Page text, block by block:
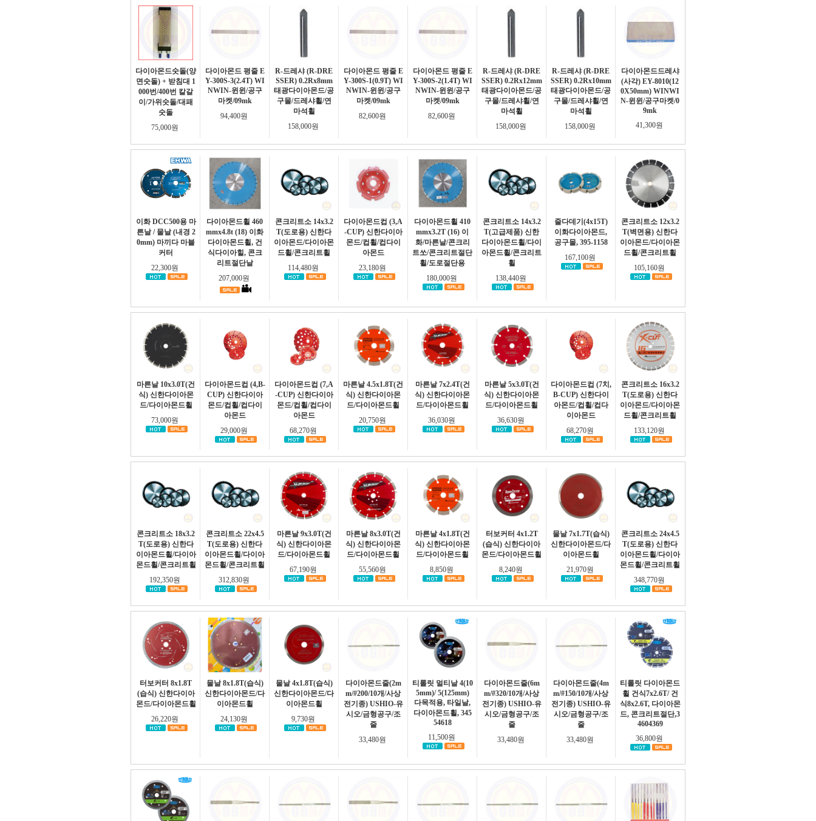
다이아몬드숫돌(양
면숫돌) + 받침대 1
000번/400번 칼갈
이/가위숫돌/대패
숫돌
75,000원
다이아몬드 평줄 E
Y-300S-3(2.4T) WI
NWIN-윈윈/공구
마켓/09mk
94,400원
R-드레샤 (R-DRE
SSER) 0.2Rx8mm
태광다이아몬드/공
구몰/드레샤휠/연
마석휠
158,000원
다이아몬드 평줄 E
Y-300S-1(0.9T) WI
NWIN-윈윈/공구
마켓/09mk
82,600원
다이아몬드 평줄 E
Y-300S-2(1.4T) WI
NWIN-윈윈/공구
마켓/09mk
82,600원
R-드레샤 (R-DRE
SSER) 0.2Rx12mm
태광다이아몬드/공
구몰/드레샤휠/연
마석휠
158,000원
R-드레샤 (R-DRE
SSER) 0.2Rx10mm
태광다이아몬드/공
구몰/드레샤휠/연
마석휠
158,000원
다이아몬드드레샤
(사각) EY-8010(12
0X50mm) WINWI
N-윈윈/공구마켓/0
9mk
41,300원
이화 DCC500용 마
른날 / 물날 (내경 2
0mm) 마끼다 마블
커터
22,300원
다이아몬드휠 460
mmx4.8t (18) 이화
다이아몬드휠, 건
식다이아힐, 콘크
리트절단날
207,000원
콘크리트소 14x3.2
T(도로용) 신한다
이아몬드/다이아몬
드휠/콘크리트휠
114,480원
다이아몬드컵 (3,A
-CUP) 신한다이아
몬드/컵휠/컵다이
아몬드
23,180원
다이아몬드휠 410
mmx3.2T (16) 이
화/마른날/콘크리
트쏘/콘크리트절단
휠/도로절단용
180,000원
콘크리트소 14x3.2
T(고급제품) 신한
다이아몬드휠/다이
아몬드휠/콘크리트
휠
138,440원
줄다데기(4x15T)
이화다이아몬드,
공구몰, 395-1158
167,100원
콘크리트소 12x3.2
T(벽면용) 신한다
이아몬드/다이아몬
드휠/콘크리트휠
105,160원
마른날 10x3.0T(건
식) 신한다이아몬
드/다이아몬드휠
73,000원
다이아몬드컵 (4,B-
CUP) 신한다이아
몬드/컵휠/컵다이
아몬드
29,000원
다이아몬드컵 (7,A
-CUP) 신한다이아
몬드/컵휠/컵다이
아몬드
68,270원
마른날 4.5x1.8T(건
식) 신한다이아몬
드/다이아몬드휠
20,750원
마른날 7x2.4T(건
식) 신한다이아몬
드/다이아몬드휠
36,030원
마른날 5x3.0T(건
식) 신한다이아몬
드/다이아몬드휠
36,630원
다이아몬드컵 (7치,
B-CUP) 신한다이
아몬드/컵휠/컵다
이아몬드
68,270원
콘크리트소 16x3.2
T(도로용) 신한다
이아몬드/다이아몬
드휠/콘크리트휠
133,120원
콘크리트소 18x3.2
T(도로용) 신한다
이아몬드휠/다이아
몬드휠/콘크리트휠
192,350원
콘크리트소 22x4.5
T(도로용) 신한다
이아몬드휠/다이아
몬드휠/콘크리트휠
312,830원
마른날 9x3.0T(건
식) 신한다이아몬
드/다이아몬드휠
67,190원
마른날 8x3.0T(건
식) 신한다이아몬
드/다이아몬드휠
55,560원
마른날 4x1.8T(건
식) 신한다이아몬
드/다이아몬드휠
8,850원
터보커터 4x1.2T
(습식) 신한다이아
몬드/다이아몬드휠
8,240원
물날 7x1.7T(습식)
신한다이아몬드/다
이아몬드휠
21,970원
콘크리트소 24x4.5
T(도로용) 신한다
이아몬드휠/다이아
몬드휠/콘크리트휠
348,770원
터보커터 8x1.8T
(습식) 신한다이아
몬드/다이아몬드휠
26,220원
물날 8x1.8T(습식)
신한다이아몬드/다
이아몬드휠
24,130원
물날 4x1.8T(습식)
신한다이아몬드/다
이아몬드휠
9,730원
다이아몬드줄(2m
m/#200/10개/사상
전기종) USHIO-유
시오/금형공구/조
줄
33,480원
티롤릿 멀티날 4(10
5mm)/ 5(125mm)
다목적용, 타일날,
다이아몬드휠, 345
54618
11,500원
다이아몬드줄(6m
m/#320/10개/사상
전기종) USHIO-유
시오/금형공구/조
줄
33,480원
다이아몬드줄(4m
m/#150/10개/사상
전기종) USHIO-유
시오/금형공구/조
줄
33,480원
티롤릿 다이아몬드
휠 건식7x2.6T/ 건
식8x2.6T, 다이아몬
드, 콘크리트절단,3
4604369
36,800원